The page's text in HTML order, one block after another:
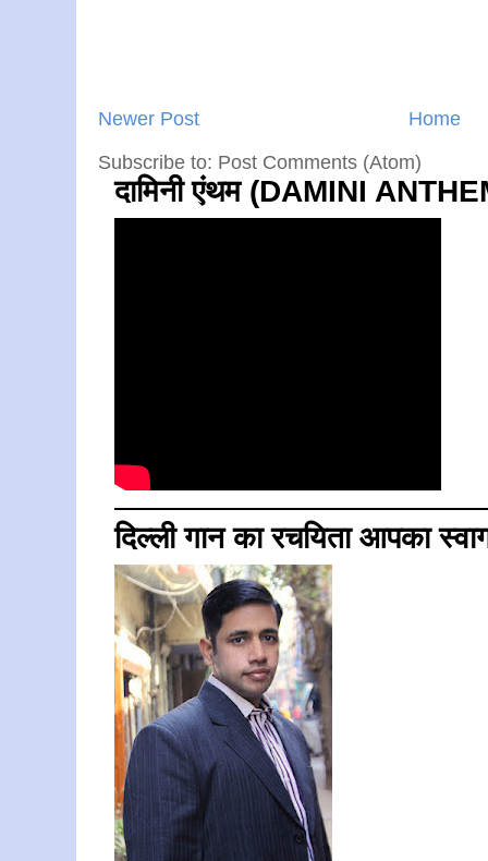
Newer Post
Home
Subscribe to: Post Comments (Atom)
दामिनी एंथम (DAMINI
दिल्ली गान का रचयिता आपका